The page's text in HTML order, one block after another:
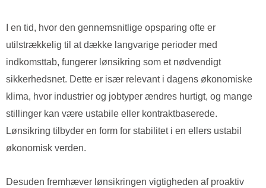
I en tid, hvor den gennemsnitlige opsparing ofte er
utilstrækkelig til at dække langvarige perioder med
indkomsttab, fungerer lønsikring som et nødvendigt
sikkerhedsnet. Dette er især relevant i dagens økonomiske
klima, hvor industrier og jobtyper ændres hurtigt, og mange
stillinger kan være ustabile eller kontraktbaserede.
Lønsikring tilbyder en form for stabilitet i en ellers ustabil
økonomisk verden.
Desuden fremhæver lønsikringen vigtigheden af proaktiv